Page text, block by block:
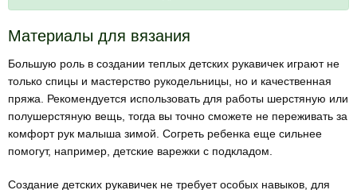
Материалы для вязания
Большую роль в создании теплых детских рукавичек играют не
только спицы и мастерство рукодельницы, но и качественная
пряжа. Рекомендуется использовать для работы шерстяную или
полушерстяную вещь, тогда вы точно сможете не переживать за
комфорт рук малыша зимой. Согреть ребенка еще сильнее
помогут, например, детские варежки с подкладом.
Создание детских рукавичек не требует особых навыков, для